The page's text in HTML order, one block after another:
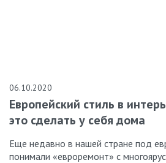
06.10.2020
Европейский стиль в
это сделать у себя дома
Еще недавно в нашей стране под
понимали «евроремонт» с